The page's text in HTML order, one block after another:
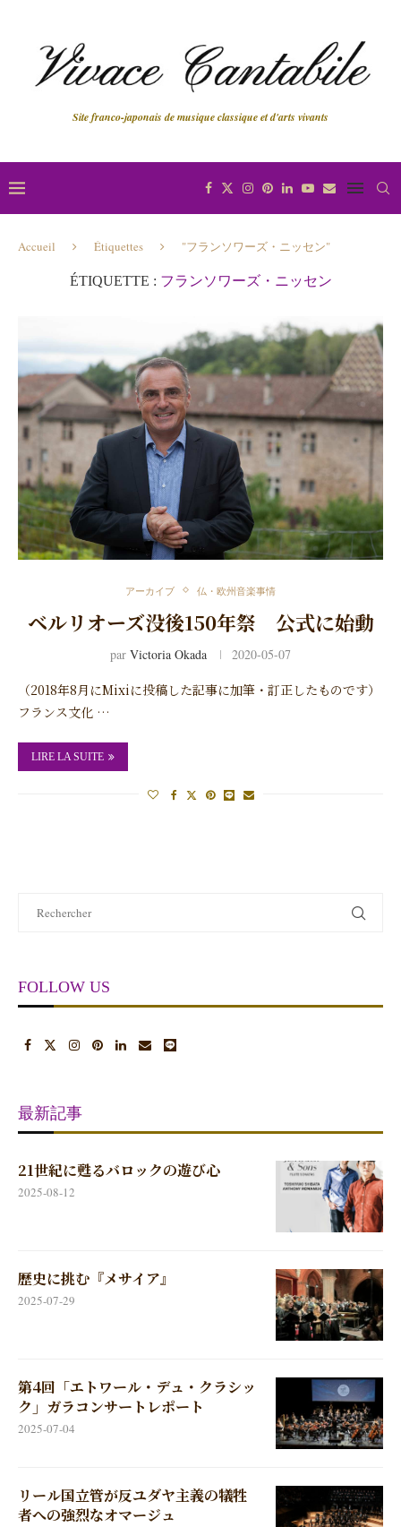
Site franco-japonais de musique classique et d'arts vivants
Accueil Étiquettes "フランソワーズ・ニッセン"
ÉTIQUETTE : フランソワーズ・ニッセン
アーカイブ 仏・欧州音楽事情
ベルリオーズ没後150年祭 公式に始動
par Victoria Okada 2020-05-07
（2018年8月にMixiに投稿した記事に加筆・訂正したものです）
フランス文化 …
LIRE LA SUITE
FOLLOW US
最新記事
21世紀に甦るバロックの遊び心
2025-08-12
歴史に挑む『メサイア』
2025-07-29
第4回「エトワール・デュ・クラシッ
ク」ガラコンサートレポート
2025-07-04
リール国立管が反ユダヤ主義の犠牲
者への強烈なオマージュ